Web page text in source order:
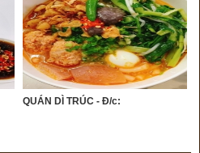
QUÁN DÌ TRÚC - Đ/c: